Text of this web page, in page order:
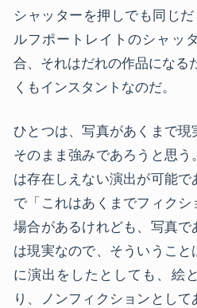
シャッターを押しでも同じ
ルフポートレイトのシャッ
合、それはだれの作品になる
くもインスタントなのだ。
ひとつは、写真があくまで現
そのまま強みであろうと思
は存在しえない演出が可能
で「これはあくまでフィクシ
場合があるけれども、写真
は現実なので、そういうこ
に演出をしたとしても、絵
り、ノンフィクションとし